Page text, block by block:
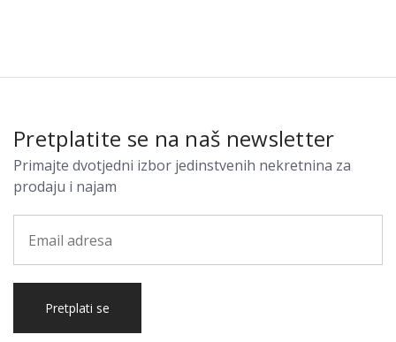
Pretplatite se na naš newsletter
Primajte dvotjedni izbor jedinstvenih nekretnina za
prodaju i najam
Pretplati se